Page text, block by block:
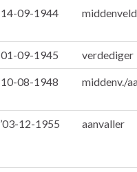
14-09-1944
01-09-1945 verdediger
10-08-1948 middenv./
’03-12-1955 aanvaller